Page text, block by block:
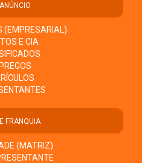
(EMPRESARIAL)
E CIA
FRANQUIA
(MATRIZ)